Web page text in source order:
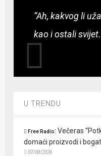
“Ah, kakvog li
kao i ostali
U TRENDU
Free Radio:Večeras
domaći proizvodi i
07/08/2026